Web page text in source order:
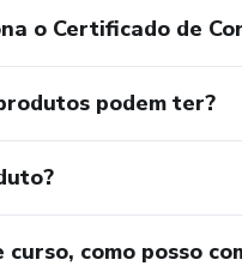
o Certificado de
podem ter?
como posso